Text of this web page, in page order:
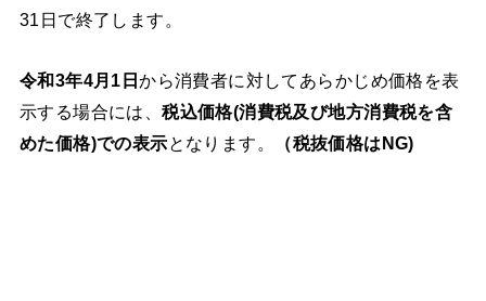
31日で終了します。
令和3年4月1日から消費者に対してあらかじめ価格を表
示する場合には、税込価格(消費税及び地方消費税を含
めた価格)での表示となります。 （税抜価格はNG)